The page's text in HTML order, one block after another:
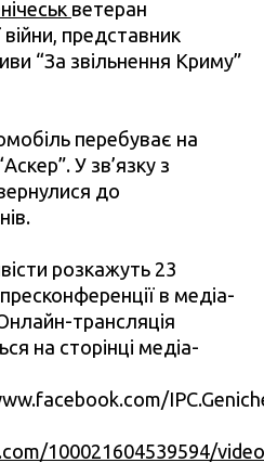
ветеран
війни, представник
“За звільнення Криму”
перебуває на
У зв’язку з
до
розкажуть 23
в медіа-
трансляція
на сторінці медіа-
100021604539594/